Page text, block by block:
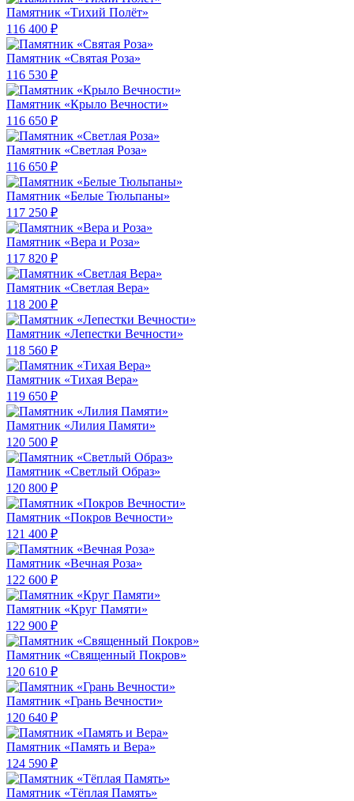
Памятник «Тихий Полёт»
116 400 ₽
Памятник «Святая Роза»
116 530 ₽
Памятник «Крыло Вечности»
116 650 ₽
Памятник «Светлая Роза»
116 650 ₽
Памятник «Белые Тюльпаны»
117 250 ₽
Памятник «Вера и Роза»
117 820 ₽
Памятник «Светлая Вера»
118 200 ₽
Памятник «Лепестки Вечности»
118 560 ₽
Памятник «Тихая Вера»
119 650 ₽
Памятник «Лилия Памяти»
120 500 ₽
Памятник «Светлый Образ»
120 800 ₽
Памятник «Покров Вечности»
121 400 ₽
Памятник «Вечная Роза»
122 600 ₽
Памятник «Круг Памяти»
122 900 ₽
Памятник «Священный Покров»
120 610 ₽
Памятник «Грань Вечности»
120 640 ₽
Памятник «Память и Вера»
124 590 ₽
Памятник «Тёплая Память»